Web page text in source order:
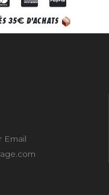
35€ D'ACHATS
Email